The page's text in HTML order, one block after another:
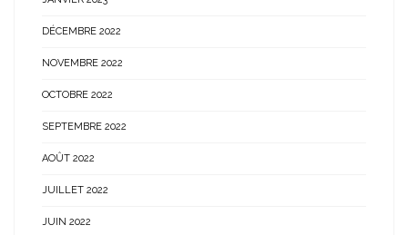
DÉCEMBRE 2022
NOVEMBRE 2022
OCTOBRE 2022
SEPTEMBRE 2022
AOÛT 2022
JUILLET 2022
JUIN 2022